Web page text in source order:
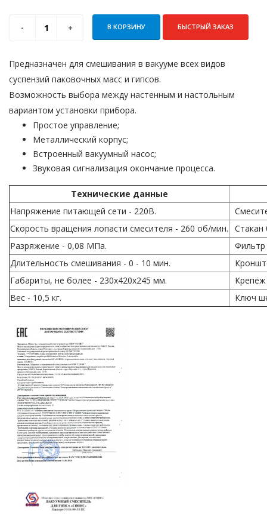
В КОРЗИНУ БЫСТРЫЙ ЗАКАЗ
Предназначен для смешивания в вакууме всех видов
суспензий паковочных масс и гипсов.
Возможность выбора между настенным и настольным
вариантом установки прибора.
Простое управление;
Металлический корпус;
Встроенный вакуумный насос;
Звуковая сигнализация окончание процесса.
Технические данные
Напряжение питающей сети - 220В.
Скорость вращения лопасти смесителя - 260 об/мин.
Стакан
Разряжение - 0,08 МПа.
Длительность смешивания - 0 - 10 мин.
Габариты, не более - 230х420х245 мм.
Крепёж
Вес - 10,5 кг.
Ключ